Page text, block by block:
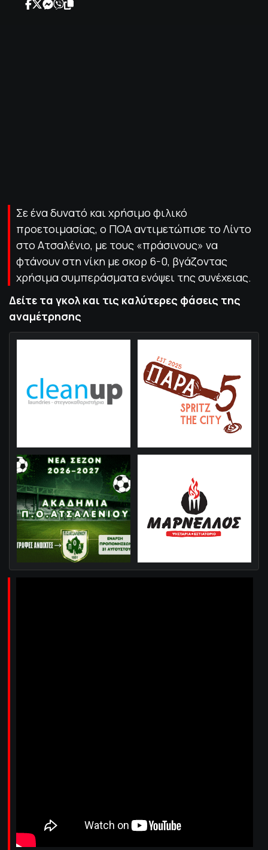
ΒΑΘΜΟΛΟΓΙΕΣ
Σε ένα δυνατό και χρήσιμο φιλικό
προετοιμασίας, ο ΠΟΑ αντιμετώπισε το Λίντο
στο Ατσαλένιο, με τους «πράσινους» να
φτάνουν στη νίκη με σκορ 6-0, βγάζοντας
χρήσιμα συμπεράσματα ενόψει της συνέχειας.
Δείτε τα γκολ και τις καλύτερες φάσεις της
αναμέτρησης